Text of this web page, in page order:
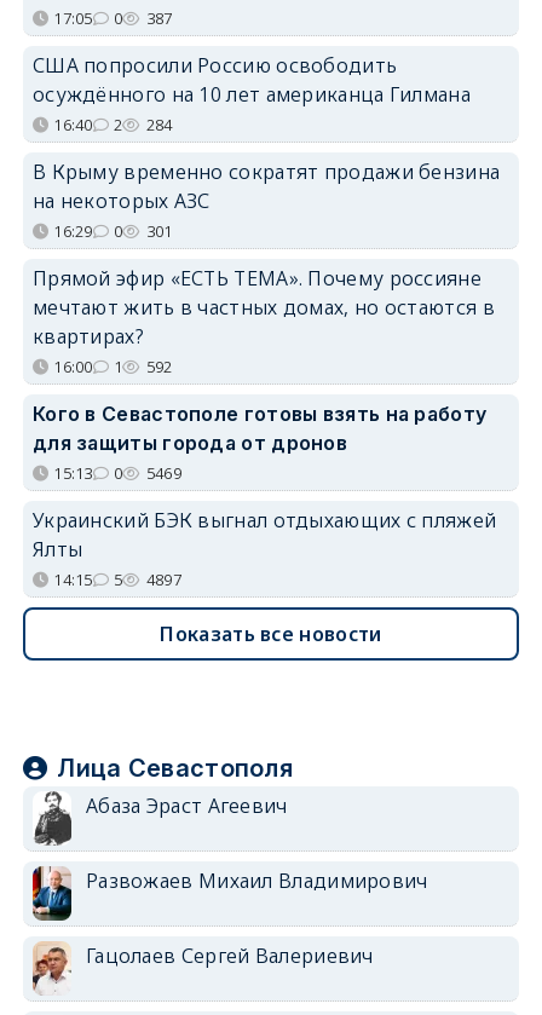
17:05 0 387
США попросили Россию освободить
осуждённого на 10 лет американца Гилмана
16:40 2 284
В Крыму временно сократят продажи бензина
на некоторых АЗС
16:29 0 301
Прямой эфир «ЕСТЬ ТЕМА». Почему россияне
мечтают жить в частных домах, но остаются в
квартирах?
16:00 1 592
Кого в Севастополе готовы взять на работу
для защиты города от дронов
15:13 0 5469
Украинский БЭК выгнал отдыхающих с пляжей
Ялты
14:15 5 4897
Показать все новости
Лица Севастополя
Абаза Эраст Агеевич
Развожаев Михаил Владимирович
Гацолаев Сергей Валериевич